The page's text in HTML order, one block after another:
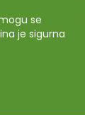
se
je sigurna